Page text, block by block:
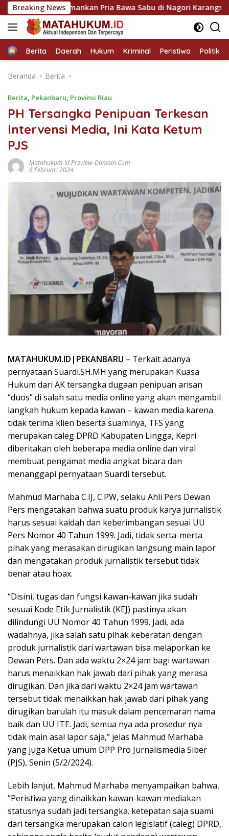
Langsung
ke
konten
Breaking News
Amankan Pria Bawa Sabu di Nagori Karangsari
HomeBerita Daerah Hukum Kriminal Peristiwa Politik
Beranda Berita
Berita, Pekanbaru, Provinsi Riau
PH Tersangka Penipuan Terkesan
Intervensi Media, Ini Kata Ketum
PJS
Matahukum-Id.preview-Domain.com
6 Februari 2024
MATAHUKUM.ID|PEKANBARU – Terkait adanya
pernyataan Suardi.SH.MH yang merupakan Kuasa
Hukum dari AK tersangka dugaan penipuan arisan
“duos” di salah satu media online yang akan mengambil
langkah hukum kepada kawan – kawan media karena
tidak terima klien beserta suaminya, TFS yang
merupakan caleg DPRD Kabupaten Lingga, Kepri
diberitakan oleh beberapa media online dan viral
membuat pengamat media angkat bicara dan
menanggapi pernyataan Suardi tersebut.
Mahmud Marhaba C.IJ, C.PW, selaku Ahli Pers Dewan
Pers mengatakan bahwa suatu produk karya jurnalistik
harus sesuai kaidah dan keberimbangan sesuai UU
Pers Nomor 40 Tahun 1999. Jadi, tidak serta-merta
pihak yang merasakan dirugikan langsung main lapor
dan mengatakan produk jurnalistik tersebut tidak
benar atau hoax.
“Disini, tugas dan fungsi kawan-kawan jika sudah
sesuai Kode Etik Jurnalistik (KEJ) pastinya akan
dilindungi UU Nomor 40 Tahun 1999. Jadi, ada
wadahnya, jika salah satu pihak keberatan dengan
produk jurnalistik dari wartawan bisa melaporkan ke
Dewan Pers. Dan ada waktu 2×24 jam bagi wartawan
harus menaikkan hak jawab dari pihak yang merasa
dirugikan. Dan jika dari waktu 2×24 jam wartawan
tersebut tidak menaikkan hak jawab dari pihak yang
dirugikan barulah itu masuk dalam pencemaran nama
baik dan UU ITE. Jadi, semua nya ada prosedur nya
tidak main asal lapor saja,” jelas Mahmud Marhaba
yang juga Ketua umum DPP Pro Jurnalismedia Siber
(PJS), Senin (5/2/2024).
Lebih lanjut, Mahmud Marhaba menyampaikan bahwa,
“Peristiwa yang dinaikkan kawan-kawan mediakan
statusnya sudah jadi tersangka. ketepatan saja suami
dari tersangka merupakan calon legislatif (caleg) DPRD,